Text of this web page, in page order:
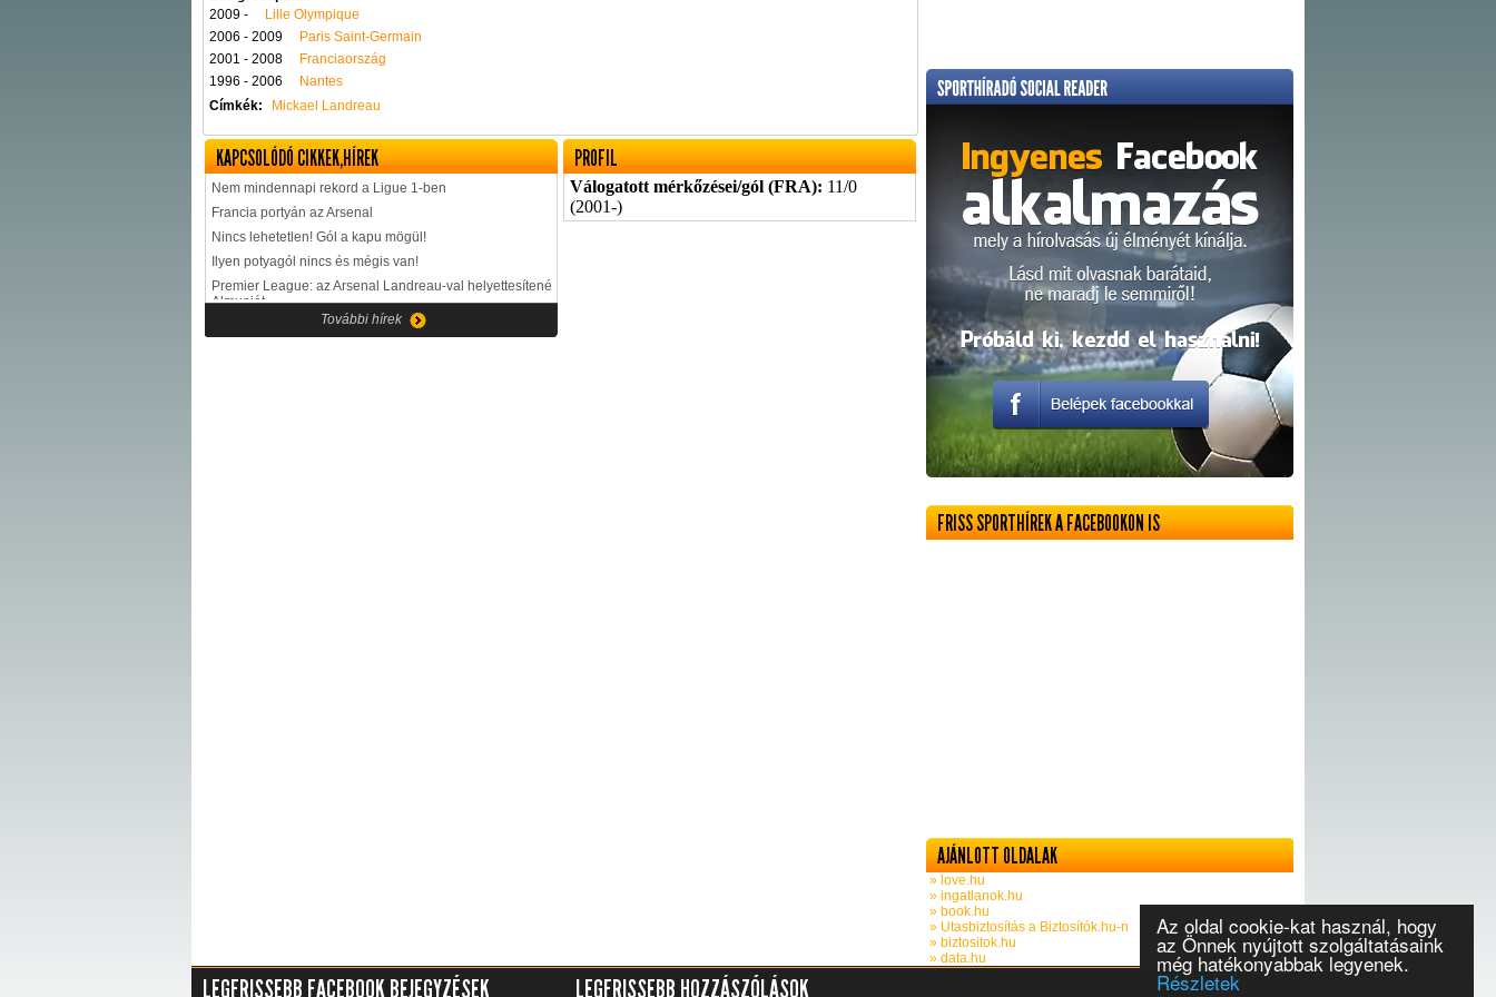
Az oldal cookie-kat használ, hogy
az Önnek nyújtott szolgáltatásaink
még hatékonyabbak legyenek.
Részletek
2009 -
Lille Olympique
2006 - 2009
Paris Saint-Germain
2001 - 2008
Franciaország
1996 - 2006
Nantes
Címkék:
Mickael Landreau
KAPCSOLÓDÓ CIKKEK,HÍREK
Nem mindennapi rekord a Ligue 1-ben
Francia portyán az Arsenal
Nincs lehetetlen! Gól a kapu mögül!
Ilyen potyagól nincs és mégis van!
Premier League: az Arsenal Landreau-val helyettesítené
Almuniát
További hírek
PROFIL
Válogatott mérkőzései/gól (FRA): 11/0
(2001-)
FRISS SPORTHÍREK A FACEBOOKON IS
AJÁNLOTT OLDALAK
» love.hu
» ingatlanok.hu
» book.hu
» Utasbiztosítás a Biztosítók.hu-n
» biztositok.hu
» data.hu
LEGFRISSEBB FACEBOOK BEJEGYZÉSEK LEGFRISSEBB HOZZÁSZÓLÁSOK